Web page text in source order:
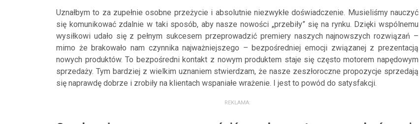
Uznałbym to za zupełnie osobne przeżycie i absolutnie niezwykłe doświadczenie. Musieliśmy nauczyć
się komunikować zdalnie w taki sposób, aby nasze nowości „przebiły” się na rynku. Dzięki wspólnemu
wysiłkowi udało się z pełnym sukcesem przeprowadzić premiery naszych najnowszych rozwiązań –
mimo że brakowało nam czynnika najważniejszego – bezpośredniej emocji związanej z prezentacją
nowych produktów. To bezpośredni kontakt z nowym produktem staje się często motorem napędowym
sprzedaży. Tym bardziej z wielkim uznaniem stwierdzam, że nasze zeszłoroczne propozycje sprzedają
się naprawdę dobrze i zrobiły na klientach wspaniałe wrażenie. I jest to powód do satysfakcji.
REKLAMA: